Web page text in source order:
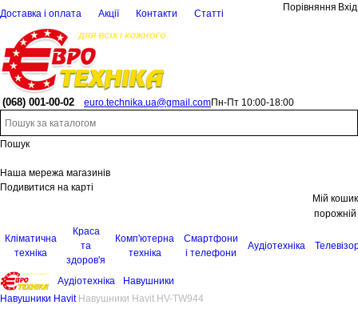
Доставка і оплата Акції Контакти Статті
Порівняння Вхід
(068) 001-00-02 euro.technika.ua@gmail.comПн-Пт 10:00-18:00
Пошук
Наша мережа магазинів
Подивитися на карті
Мій кошик
порожній
Кліматична
техніка
Краса
та
здоров'я
Комп'ютерна
техніка
Смартфони
і телефони
Аудіотехніка
Аудіотехніка
Навушники
Навушники Havit Навушники Havit HV-TW944